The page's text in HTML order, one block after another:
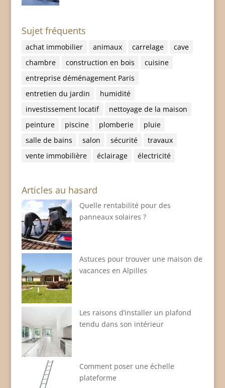
Sujet fréquents
achat immobilier animaux carrelage
cave
chambre
construction en bois
cuisine
entreprise déménagement Paris
entretien du jardin
humidité
investissement locatif
nettoyage de la maison
peinture
piscine plomberie
pluie
salle de bains
salon sécurité
travaux
vente immobilière
éclairage électricité
Articles au hasard
Quelle rentabilité pour des
panneaux solaires ?
Astuces pour trouver une maison de
vacances en Alpilles
Les raisons d’installer un plafond
tendu dans son intérieur
Comment poser une échelle
plateforme